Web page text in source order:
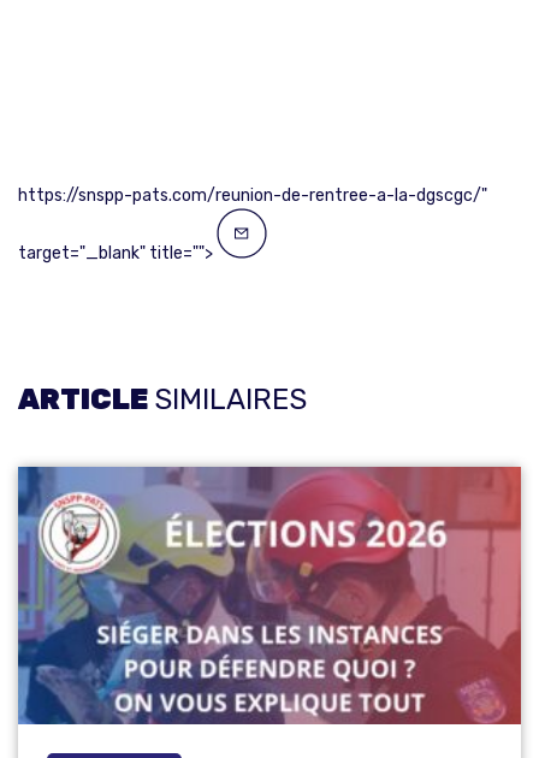
https://snspp-pats.com/reunion-de-rentree-a-la-dgscgc/"
target="_blank" title="">
ARTICLE SIMILAIRES